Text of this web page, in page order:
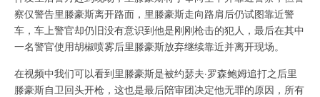
察仅警告里滕豪斯离开路面，里滕豪斯走向路肩后仍试图靠近警
车，车上警官却仍旧没有意识到他是刚刚枪击的犯人，最后在其中
一名警官使用胡椒喷雾后里滕豪斯放弃继续靠近并离开现场。
在视频中我们可以看到里滕豪斯是被约瑟夫·罗森鲍姆追打之后里
滕豪斯自卫回头开枪，这也是最后陪审团决定他无罪的原因，所有